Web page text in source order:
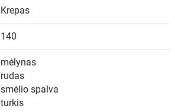
Krepas
140
mėlynas
rudas
smėlio spalva
turkis